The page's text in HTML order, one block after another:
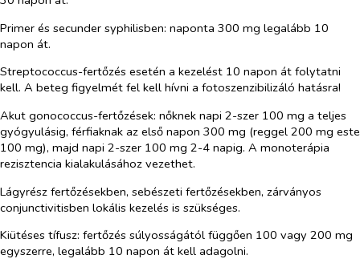
Primer és secunder syphilisben: naponta 300 mg legalább 10
napon át.
Streptococcus-fertőzés esetén a kezelést 10 napon át folytatni
kell. A beteg figyelmét fel kell hívni a fotoszenzibilizáló hatásra!
Akut gonococcus-fertőzések: nőknek napi 2-szer 100 mg a teljes
gyógyulásig, férfiaknak az első napon 300 mg (reggel 200 mg este
100 mg), majd napi 2-szer 100 mg 2-4 napig. A monoterápia
rezisztencia kialakulásához vezethet.
Lágyrész fertőzésekben, sebészeti fertőzésekben, zárványos
conjunctivitisben lokális kezelés is szükséges.
Kiütéses tífusz: fertőzés súlyosságától függően 100 vagy 200 mg
egyszerre, legalább 10 napon át kell adagolni.